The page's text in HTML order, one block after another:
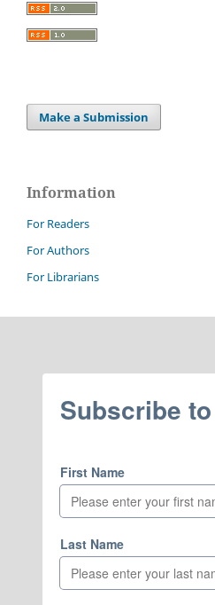
Make a Submission
Information
For Readers
For Authors
For Librarians